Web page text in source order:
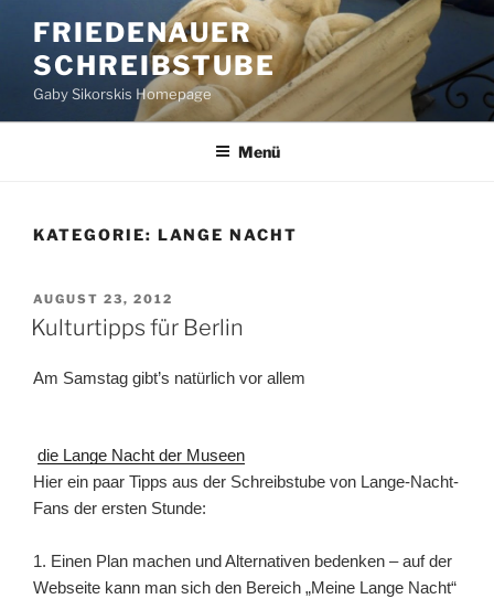
Inhalt
springen
FRIEDENAUER
SCHREIBSTUBE
Gaby Sikorskis Homepage
Menü
KATEGORIE: LANGE NACHT
VERÖFFENTLICHT
AM
AUGUST 23, 2012
Kulturtipps für Berlin
Am Samstag gibt’s natürlich vor allem
die Lange Nacht der Museen
Hier ein paar Tipps aus der Schreibstube von Lange-Nacht-
Fans der ersten Stunde:
1. Einen Plan machen und Alternativen bedenken – auf der
Webseite kann man sich den Bereich „Meine Lange Nacht“